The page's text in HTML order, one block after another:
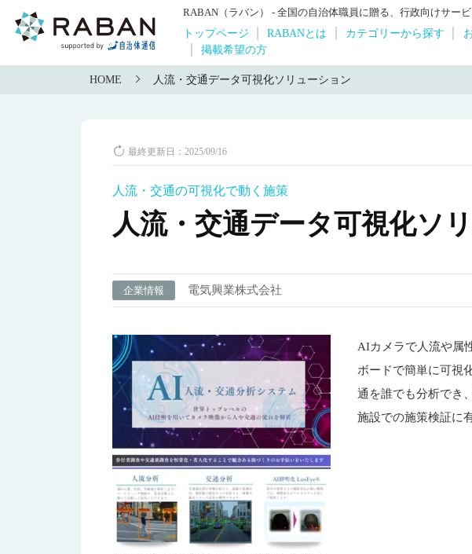
RABAN（ラバン） - 全国の自治体職員に贈る、行政向けサー
トップページ RABANとは カテゴリーから探す
掲載希望の方
HOME 人流・交通データ可視化ソリューション
最終更新日：2025/09/16
人流・交通の可視化で動く施策
人流・交通データ可視化ソ
企業情報 電気興業株式会社
AIカメラで人流や属
ボードで簡単に可視
通を誰でも分析でき
施設での施策検証に